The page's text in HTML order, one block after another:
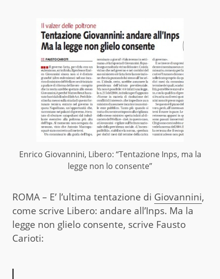
Enrico Giovannini, Libero: “Tentazione Inps, ma la
legge non lo consente”
ROMA – E’ l’ultima tentazione di Giovannini,
come scrive Libero: andare all’Inps. Ma la
legge non glielo consente, scrive Fausto
Carioti: